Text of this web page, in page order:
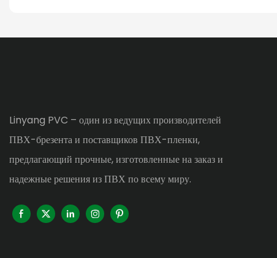
Linyang PVC – один из ведущих производителей
ПВХ-брезента и поставщиков ПВХ-пленки,
предлагающий прочные, изготовленные на заказ и
надежные решения из ПВХ по всему миру.